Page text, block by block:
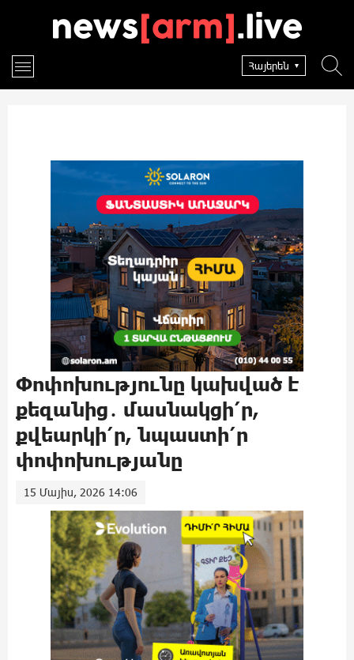
Հայերեն
Փոփոխությունը կախված է
քեզանից․ մասնակցի՛ր,
քվեարկի՛ր, նպաստի՛ր
փոփոխությանը
15 Մայիս, 2026 14:06